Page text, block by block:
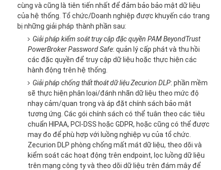
cùng và cũng là tiên tiến nhất để đảm bảo bảo mật dữ liệu
của hệ thống. Tổ chức/Doanh nghiệp được khuyến cáo trang
bị những giải pháp thành phần sau:
Giải pháp kiểm soát truy cập đặc quyền PAM BeyondTrust
PowerBroker Password Safe: quản lý cấp phát và thu hồi
các đặc quyền để truy cập dữ liệu hoặc thực hiện các
hành động trên hệ thống.
Giải pháp chống thất thoát dữ liệu Zecurion DLP: phần mềm
sẽ thực hiện phân loại/đánh nhãn dữ liệu theo mức độ
nhạy cảm/quan trọng và áp đặt chính sách bảo mật
tương ứng. Các gói chính sách có thể tuân theo các tiêu
chuẩn HIPAA, PCI-DSS hoặc GDPR, hoặc cũng có thể được
may đo để phù hợp với luồng nghiệp vụ của tổ chức.
Zecurion DLP phòng chống mất mát dữ liệu, theo dõi và
kiểm soát các hoạt động trên endpoint, lọc luồng dữ liệu
trên mạng công ty và theo dõi dữ liệu trên đám mây để